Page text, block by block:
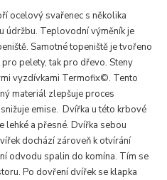
ocelový svařenec s několika
Teplovodní výměník je
Samotné topeniště je tvořeno
pelety, tak pro dřevo. Steny
vyzdívkami Termofix©. Tento
materiál zlepšuje proces
emise. Dvířka u této krbové
lehké a přesné. Dvířka sebou
dochází zároveň k otvírání
odvodu spalin do komína. Tím se
Po dovření dvířek se klapka